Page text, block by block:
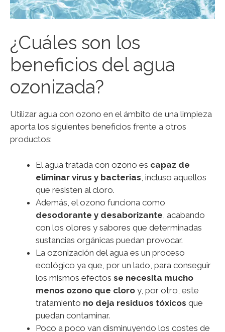
¿Cuáles son los
beneficios del agua
ozonizada?
Utilizar agua con ozono en el ámbito de una limpieza
aporta los siguientes beneficios frente a otros
productos:
El agua tratada con ozono es capaz de
eliminar virus y bacterias , incluso aquellos
que resisten al cloro.
Además, el ozono funciona como
desodorante y desaborizante , acabando
con los olores y sabores que determinadas
sustancias orgánicas puedan provocar.
La ozonización del agua es un proceso
ecológico ya que, por un lado, para conseguir
los mismos efectos se necesita mucho
menos ozono que cloro y, por otro, este
tratamiento no deja residuos tóxicos que
puedan contaminar.
Poco a poco van disminuyendo los costes de